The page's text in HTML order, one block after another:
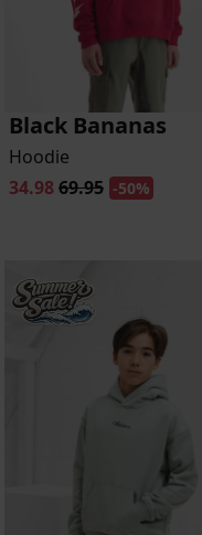
Black Bananas
Hoodie
34.9869.95 -50%